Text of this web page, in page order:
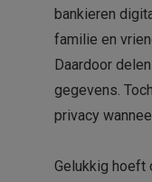
bankieren
familie en
Daardoor
gegevens.
privacy
Gelukkig hoeft